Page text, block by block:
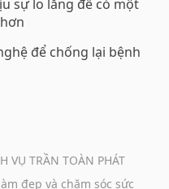
sự lo lắng để có một
để chống lại bệnh
VỤ TRẦN TOÀN PHÁT
đẹp và chăm sóc sức